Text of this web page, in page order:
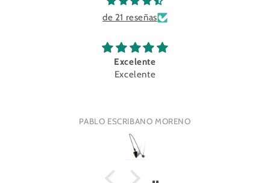
de 21 reseñas
Excelente
Excelente
PABLO ESCRIBANO MORENO